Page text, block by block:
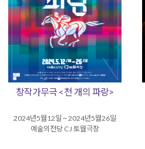
창작가무극 <천 개의 파랑>
2024년5월12일 ~ 2024년5월26일
예술의전당 CJ 토월극장